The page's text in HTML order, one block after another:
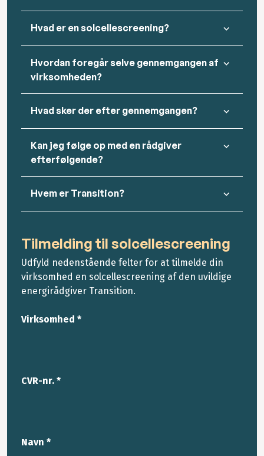
Hvad er en solcellescreening?
Hvordan foregår selve gennemgangen af
virksomheden?
Hvad sker der efter gennemgangen?
Kan jeg følge op med en rådgiver
efterfølgende?
Hvem er Transition?
Tilmelding til solcellescreening
Udfyld nedenstående felter for at tilmelde din
virksomhed en solcellescreening af den uvildige
energirådgiver Transition.
Virksomhed *
CVR-nr. *
Navn *